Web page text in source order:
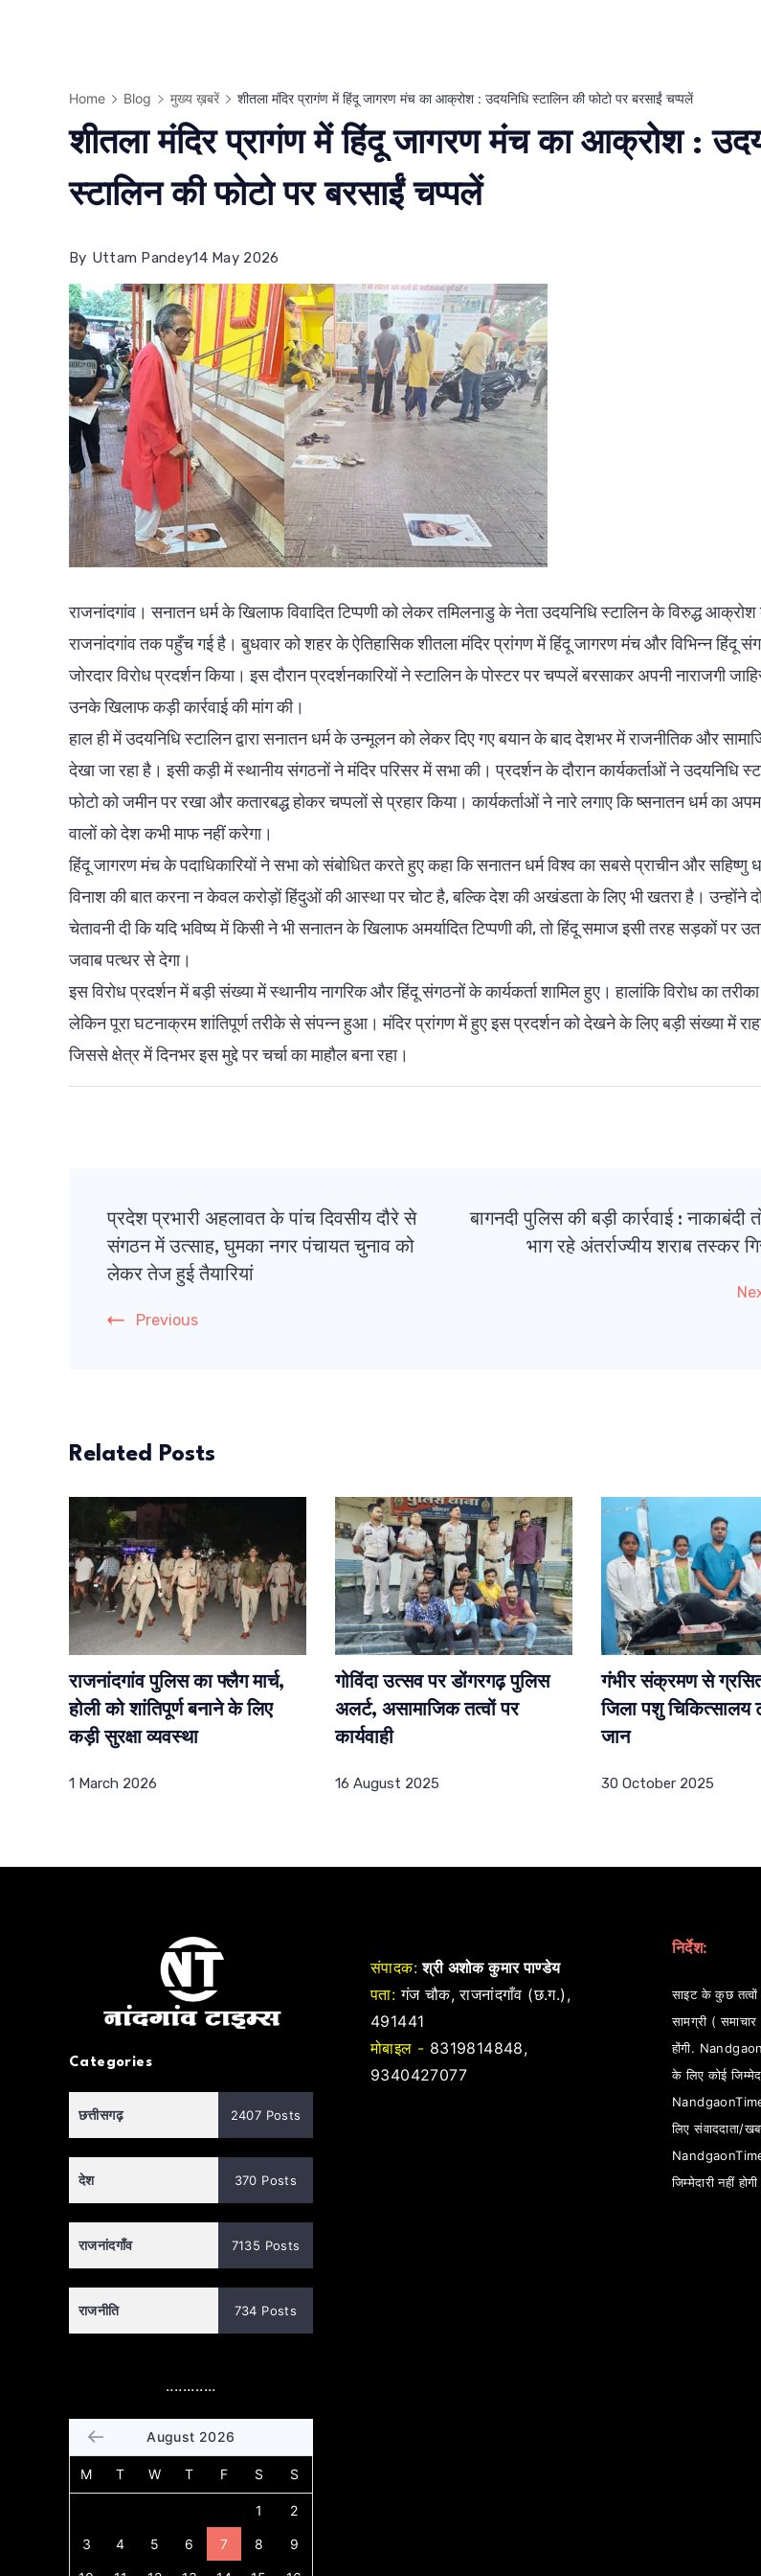
Home Blog मुख्य ख़बरें शीतला मंदिर प्रागंण में हिंदू जागरण मंच का आक्रोश : उदयनिधि स्टालिन की फोटो पर बरसाईं चप्पलें
शीतला मंदिर प्रागंण में हिंदू जागरण मंच का आक्रोश :
स्टालिन की फोटो पर बरसाईं चप्पलें
By Uttam Pandey14 May 2026
राजनांदगांव। सनातन धर्म के खिलाफ विवादित टिप्पणी को लेकर तमिलनाडु के नेता उदयनिधि स्टालिन के विरुद्ध
राजनांदगांव तक पहुँच गई है। बुधवार को शहर के ऐतिहासिक शीतला मंदिर प्रांगण में हिंदू जागरण मंच और विभिन्न हिंदू
जोरदार विरोध प्रदर्शन किया। इस दौरान प्रदर्शनकारियों ने स्टालिन के पोस्टर पर चप्पलें बरसाकर अपनी नाराजगी
उनके खिलाफ कड़ी कार्रवाई की मांग की।
हाल ही में उदयनिधि स्टालिन द्वारा सनातन धर्म के उन्मूलन को लेकर दिए गए बयान के बाद देशभर में राजनीतिक और
देखा जा रहा है। इसी कड़ी में स्थानीय संगठनों ने मंदिर परिसर में सभा की। प्रदर्शन के दौरान कार्यकर्ताओं ने उदयनिधि
फोटो को जमीन पर रखा और कतारबद्ध होकर चप्पलों से प्रहार किया। कार्यकर्ताओं ने नारे लगाए कि ष्सनातन धर्म का
वालों को देश कभी माफ नहीं करेगा।
हिंदू जागरण मंच के पदाधिकारियों ने सभा को संबोधित करते हुए कहा कि सनातन धर्म विश्व का सबसे प्राचीन और सहिष्णु
विनाश की बात करना न केवल करोड़ों हिंदुओं की आस्था पर चोट है, बल्कि देश की अखंडता के लिए भी खतरा है। उन्होंने
चेतावनी दी कि यदि भविष्य में किसी ने भी सनातन के खिलाफ अमर्यादित टिप्पणी की, तो हिंदू समाज इसी तरह सड़कों पर
जवाब पत्थर से देगा।
इस विरोध प्रदर्शन में बड़ी संख्या में स्थानीय नागरिक और हिंदू संगठनों के कार्यकर्ता शामिल हुए। हालांकि विरोध का
लेकिन पूरा घटनाक्रम शांतिपूर्ण तरीके से संपन्न हुआ। मंदिर प्रांगण में हुए इस प्रदर्शन को देखने के लिए बड़ी संख्या में
जिससे क्षेत्र में दिनभर इस मुद्दे पर चर्चा का माहौल बना रहा।
Navigation
प्रदेश प्रभारी अहलावत के पांच दिवसीय दौरे से
संगठन में उत्साह, घुमका नगर पंचायत चुनाव को
लेकर तेज हुई तैयारियां
Previous
बागनदी पुलिस की बड़ी कार्रवाई : नाकाबंदी
भाग रहे अंतर्राज्यीय शराब तस्कर
Related Posts
राजनांदगांव पुलिस का फ्लैग मार्च,
होली को शांतिपूर्ण बनाने के लिए
कड़ी सुरक्षा व्यवस्था
1 March 2026
गोविंदा उत्सव पर डोंगरगढ़ पुलिस
अलर्ट, असामाजिक तत्वों पर
कार्यवाही
16 August 2025
गंभीर संक्रमण से
जिला पशु चिकित्सालय
जान
30 October 2025
Categories
छत्तीसगढ़ 2407 Posts
देश 370 Posts
राजनांदगाँव 7135 Posts
राजनीति 734 Posts
............
August 2026
M T W T F S S
1 2
3 4 5 6 7 8 9
संपादक: श्री अशोक कुमार पाण्डेय
पता: गंज चौक, राजनांदगाँव (छ.ग.),
491441
मोबाइल - 8319814848,
9340427077
निर्देश:
साइट के कुछ तत्वों
सामग्री (
होंगी.
के लिए कोई
लिए संवाददाता/
जिम्मेदारी नहीं